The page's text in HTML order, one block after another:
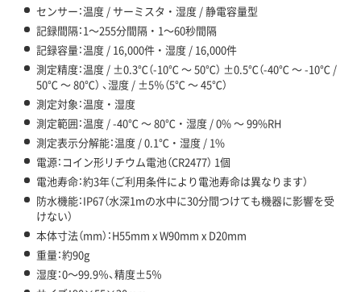
センサー：温度 / サーミスタ ・ 湿度 / 静電容量型
記録間隔：1～255分間隔 ・ 1～60秒間隔
記録容量：温度 / 16,000件 ・ 湿度 / 16,000件
測定精度：温度 / ±0.3℃（-10℃ ～ 50℃） ±0.5℃（-40℃ ～ -10℃ /
50℃ ～ 80℃） 、湿度 / ±5％（5℃ ～ 45℃）
測定対象：温度 ・ 湿度
測定範囲：温度 / -40℃ ～ 80℃ ・ 湿度 / 0% ～ 99%RH
測定表示分解能：温度 / 0.1℃ ・ 湿度 / 1%
電源：コイン形リチウム電池（CR2477） 1個
電池寿命：約3年（ご利用条件により電池寿命は異なります）
防水機能：IP67（水深1mの水中に30分間つけても機器に影響を受
けない）
本体寸法（mm）：H55mm x W90mm x D20mm
重量：約90g
湿度：0～99.9％、精度±5％